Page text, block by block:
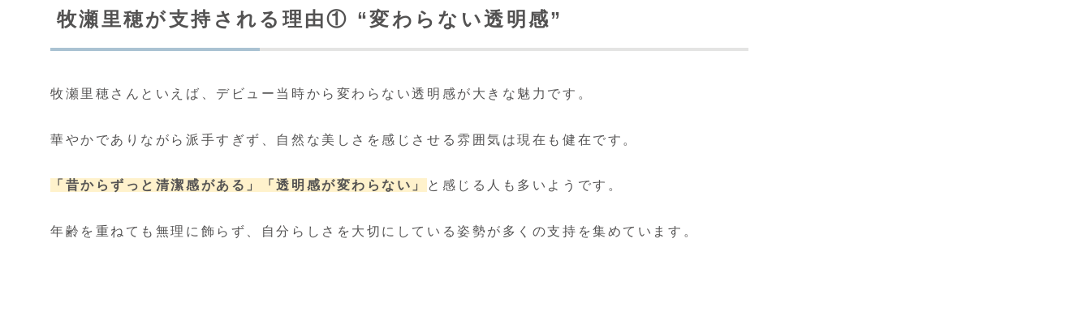
牧瀬里穂が支持される理由① “変わらない透明感”
牧瀬里穂さんといえば、デビュー当時から変わらない透明感が大きな魅力です。
華やかでありながら派手すぎず、自然な美しさを感じさせる雰囲気は現在も健在です。
「昔からずっと清潔感がある」 「透明感が変わらない」 と感じる人も多いようです。
年齢を重ねても無理に飾らず、自分らしさを大切にしている姿勢が多くの支持を集めています。